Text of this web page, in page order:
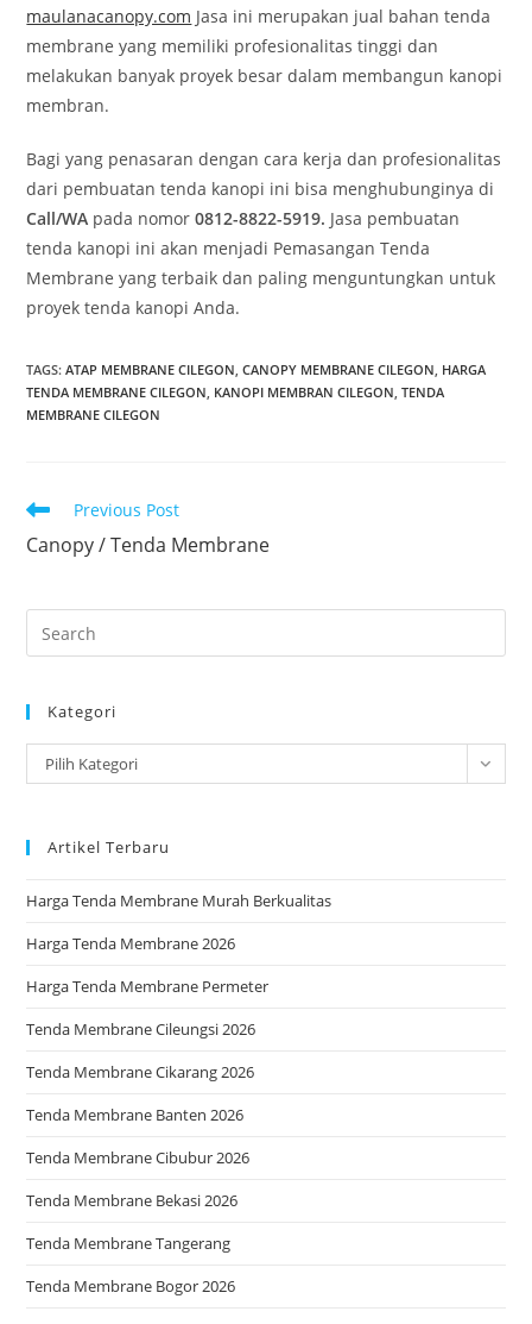
maulanacanopy.com Jasa ini merupakan jual bahan tenda
membrane yang memiliki profesionalitas tinggi dan
melakukan banyak proyek besar dalam membangun kanopi
membran.
Bagi yang penasaran dengan cara kerja dan profesionalitas
dari pembuatan tenda kanopi ini bisa menghubunginya di
Call/WA pada nomor0812-8822-5919. Jasa pembuatan
tenda kanopi ini akan menjadi Pemasangan Tenda
Membrane yang terbaik dan paling menguntungkan untuk
proyek tenda kanopi Anda.
TAGS:ATAP MEMBRANE CILEGON, CANOPY MEMBRANE CILEGON, HARGA
TENDA MEMBRANE CILEGON, KANOPI MEMBRAN CILEGON, TENDA
MEMBRANE CILEGON
Read
articles
Previous Post
Canopy / Tenda Membrane
the
Kategori
Kategori
Pilih Kategori
Artikel Terbaru
Harga Tenda Membrane Murah Berkualitas
Harga Tenda Membrane 2026
Harga Tenda Membrane Permeter
Tenda Membrane Cileungsi 2026
Tenda Membrane Cikarang 2026
Tenda Membrane Banten 2026
Tenda Membrane Cibubur 2026
Tenda Membrane Bekasi 2026
Tenda Membrane Tangerang
Tenda Membrane Bogor 2026